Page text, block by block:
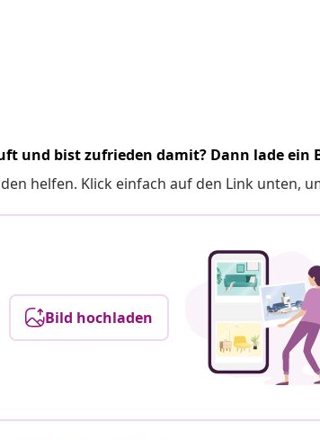
und bist zufrieden damit? Dann lade ein
helfen. Klick einfach auf den Link unten,
Bild hochladen